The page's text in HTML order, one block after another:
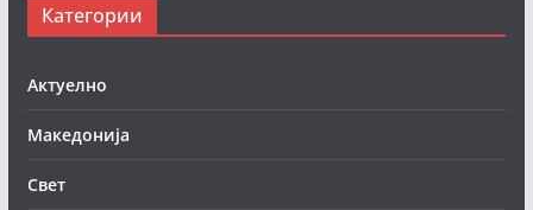
Категории
Актуелно
Македонија
Свет